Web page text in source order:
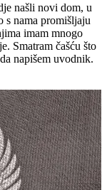
našli novi dom, u
s nama promišljaju
imam mnogo
Smatram čašću što
napišem uvodnik.